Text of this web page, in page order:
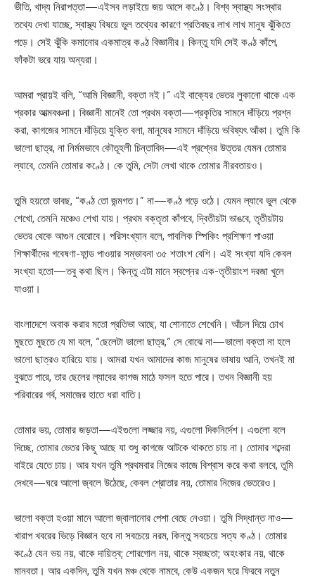
ভীতি, খাদ্য নিরাপত্তা—এইসব লড়াইয়ে জয় আসে কণ্ঠে। বিশ্ব স্বাস্থ্য সংস্থার
তথ্যে দেখা যাচ্ছে, স্বাস্থ্য বিষয়ে ভুল তথ্যের কারণে প্রতিবছর লাখ লাখ মানুষ ঝুঁকিতে
পড়ে। সেই ঝুঁকি কমানোর একমাত্র কণ্ঠ বিজ্ঞানীর। কিন্তু যদি সেই কণ্ঠ কাঁপে,
ফাঁকটা ভরে যায় অন্যরা।
আমরা প্রায়ই বলি, “আমি বিজ্ঞানী, বক্তা নই।” এই বাক্যের ভেতর লুকানো থাকে এক
প্রকার আত্মবঞ্চনা। বিজ্ঞানী মানেই তো প্রথম বক্তা—প্রকৃতির সামনে দাঁড়িয়ে প্রশ্ন
করা, কাগজের সামনে দাঁড়িয়ে যুক্তি বলা, মানুষের সামনে দাঁড়িয়ে ভবিষ্যৎ আঁকা। তুমি কি
ভালো ছাত্র, না নির্মমভাবে কৌতূহলী চিন্তাবিদ—এই প্রশ্নের উত্তর যেমন তোমার
ল্যাবে, তেমনি তোমার কণ্ঠে। কে তুমি, সেটা লেখা থাকে তোমার নীরবতায়ও।
তুমি হয়তো ভাবছ, “কণ্ঠ তো জন্মগত।” না—কণ্ঠ গড়ে ওঠে। যেমন ল্যাবে ভুল থেকে
শেখো, তেমনি মঞ্চেও শেখা যায়। প্রথম বক্তৃতা কাঁপবে, দ্বিতীয়টা ভাঙবে, তৃতীয়টায়
ভেতর থেকে আগুন বেরোবে। পরিসংখ্যান বলে, পাবলিক স্পিকিং প্রশিক্ষণ পাওয়া
শিক্ষার্থীদের গবেষণা-ফান্ড পাওয়ার সম্ভাবনা ৩৫ শতাংশ বেশি। এই সংখ্যা যদি কেবল
সংখ্যা হতো—তবু কথা ছিল। কিন্তু এটা মানে স্বপ্নের এক-তৃতীয়াংশ দরজা খুলে
যাওয়া।
বাংলাদেশে অবাক করার মতো প্রতিভা আছে, যা শোনাতে শেখেনি। আঁচল দিয়ে চোখ
মুছতে মুছতে যে মা বলে, “ছেলেটা ভালো ছাত্র,” সে বোঝে না—ভালো বক্তা না হলে
ভালো ছাত্রও হারিয়ে যায়। আমরা যখন আমাদের কাজ মানুষের ভাষায় আনি, তখনই মা
বুঝতে পারে, তার ছেলের ল্যাবের কাগজ মাঠে ফসল হতে পারে। তখন বিজ্ঞানী হয়
পরিবারের গর্ব, সমাজের হাতে ধরা বাতি।
তোমার ভয়, তোমার জড়তা—এইগুলো লজ্জার নয়, এগুলো দিকনির্দেশ। এগুলো বলে
দিচ্ছে, তোমার ভেতর কিছু আছে যা শুধু কাগজে আটকে থাকতে চায় না। তোমার শব্দেরা
বাইরে যেতে চায়। আর যখন তুমি প্রথমবার নিজের কাজে বিশ্বাস করে কথা বলবে, তুমি
দেখবে—ঘরে আলো জ্বলে উঠেছে, কেবল শ্রোতার নয়, তোমার নিজের ভেতরেও।
ভালো বক্তা হওয়া মানে আলো জ্বালানোর পেশা বেছে নেওয়া। তুমি সিদ্ধান্ত নাও—
খারাপ খবরের ভিড়ে বিজ্ঞান হবে না সবচেয়ে নরম, কিন্তু সবচেয়ে সত্য কণ্ঠ। তোমার
কণ্ঠে যেন ভয় নয়, থাকে দায়িত্ব; শোরগোল নয়, থাকে স্বচ্ছতা; অহংকার নয়, থাকে
মানবতা। আর একদিন, তুমি যখন মঞ্চ থেকে নামবে, কেউ একজন ঘরে ফিরবে নতুন